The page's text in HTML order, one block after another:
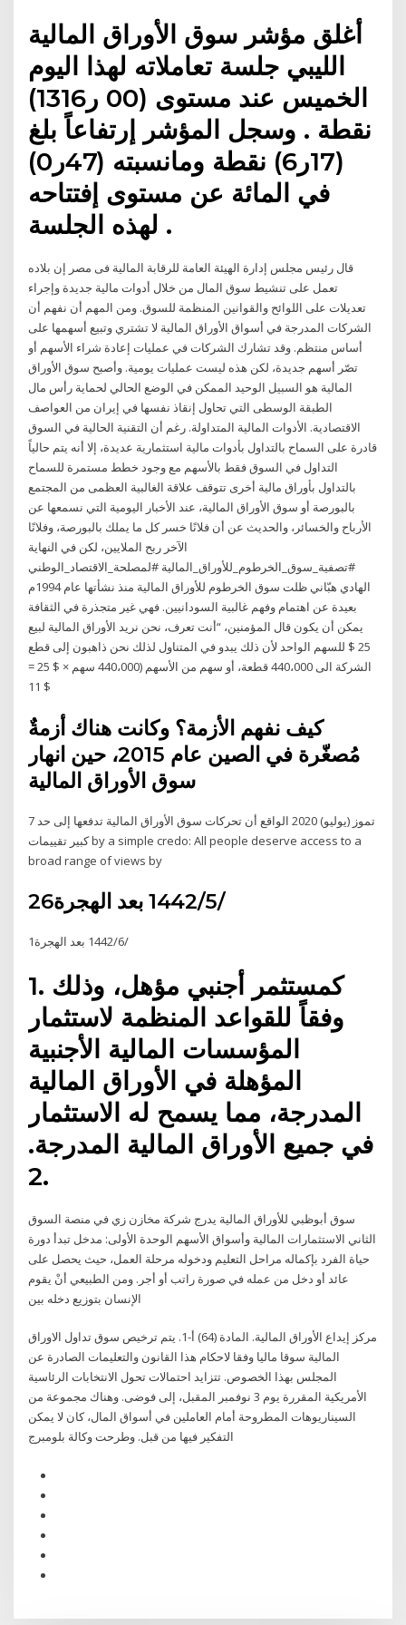
أغلق مؤشر سوق الأوراق المالية
الليبي جلسة تعاملاته لهذا اليوم
الخميس عند مستوى (00 ر1316)
نقطة . وسجل المؤشر إرتفاعاً بلغ
(17ر6) نقطة ومانسبته (47ر0)
في المائة عن مستوى إفتتاحه
لهذه الجلسة .
قال رئيس مجلس إدارة الهيئة العامة للرقابة المالية فى مصر إن بلاده
تعمل على تنشيط سوق المال من خلال أدوات مالية جديدة وإجراء
تعديلات على اللوائح والقوانين المنظمة للسوق. ومن المهم أن نفهم أن
الشركات المدرجة في أسواق الأوراق المالية لا تشتري وتبيع أسهمها على
أساس منتظم. وقد تشارك الشركات في عمليات إعادة شراء الأسهم أو
تصّر أسهم جديدة، لكن هذه ليست عمليات يومية. وأصبح سوق الأوراق
المالية هو السبيل الوحيد الممكن في الوضع الحالي لحماية رأس مال
الطبقة الوسطى التي تحاول إنقاذ نفسها في إيران من العواصف
الاقتصادية. الأدوات المالية المتداولة. رغم أن التقنية الحالية في السوق
قادرة على السماح بالتداول بأدوات مالية استثمارية عديدة، إلا أنه يتم حالياً
التداول في السوق فقط بالأسهم مع وجود خطط مستمرة للسماح
بالتداول بأوراق مالية أخرى تتوقف علاقة الغالبية العظمى من المجتمع
بالبورصة أو سوق الأوراق المالية، عند الأخبار اليومية التي نسمعها عن
الأرباح والخسائر، والحديث عن أن فلانًا خسر كل ما يملك بالبورصة، وفلانًا
الآخر ربح الملايين، لكن في النهاية
#تصفية_سوق_الخرطوم_للأوراق_المالية #لمصلحة_الاقتصاد_الوطني
الهادي هبّاني ظلت سوق الخرطوم للأوراق المالية منذ نشأتها عام 1994م
بعيدة عن اهتمام وفهم غالبية السودانيين. فهي غير متجذرة في الثقافة
يمكن أن يكون قال المؤمنين، “أنت تعرف، نحن نريد الأوراق المالية لبيع
25 $ للسهم الواحد لأن ذلك يبدو في المتناول لذلك نحن ذاهبون إلى قطع
الشركة الى 440،000 قطعة، أو سهم من الأسهم (440،000 سهم × $ 25 =
$ 11
كيف نفهم الأزمة؟ وكانت هناك أزمةٌ
مُصغّرة في الصين عام 2015، حين انهار
سوق الأوراق المالية
7 تموز (يوليو) 2020 الواقع أن تحركات سوق الأوراق المالية تدفعها إلى حد
كبير تقييمات by a simple credo: All people deserve access to a
broad range of views by
26‏‏/5‏‏/1442 بعد الهجرة
1‏‏/6‏‏/1442 بعد الهجرة
1. كمستثمر أجنبي مؤهل، وذلك
وفقاً للقواعد المنظمة لاستثمار
المؤسسات المالية الأجنبية
المؤهلة في الأوراق المالية
المدرجة، مما يسمح له الاستثمار
في جميع الأوراق المالية المدرجة.
2.
سوق أبوظبي للأوراق المالية يدرج شركة مخازن زي في منصة السوق
الثاني الاستثمارات المالية وأسواق الأسهم الوحدة الأولى: مدخل تبدأ دورة
حياة الفرد بإكماله مراحل التعليم ودخوله مرحلة العمل، حيث يحصل على
عائد أو دخل من عمله في صورة راتب أو أجر. ومن الطبيعي أنْ يقوم
الإنسان بتوزيع دخله بين
مركز إيداع الأوراق المالية. المادة (64) أ-1. يتم ترخيص سوق تداول الاوراق
المالية سوقا ماليا وفقا لاحكام هذا القانون والتعليمات الصادرة عن
المجلس بهذا الخصوص. تتزايد احتمالات تحول الانتخابات الرئاسية
الأمريكية المقررة يوم 3 نوفمبر المقبل، إلى فوضى. وهناك مجموعة من
السيناريوهات المطروحة أمام العاملين في أسواق المال، كان لا يمكن
التفكير فيها من قبل. وطرحت وكالة بلومبرج